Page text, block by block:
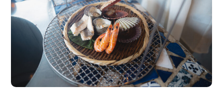
TOP
塒のこと
街のこと
お部屋
羽の伸ばし方